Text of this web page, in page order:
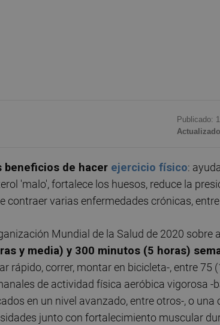
Publicado:
beneficios de hacer ejercicio físico:
'malo', fortalece los huesos, reduce la
contraer varias enfermedades crónicas,
Mundial de la Salud de 2020 sobre
y media) y 300 minutos (5 horas)
rápido, correr, montar en bicicleta-, entre 75
de actividad física aeróbica vigorosa -
en un nivel avanzado, entre otros-, o una
junto con fortalecimiento muscular